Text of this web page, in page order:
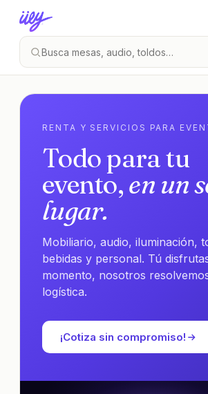
RENTA Y SERVICIOS PARA
Todo para tu
evento,en un
lugar.
Mobiliario, audio, iluminación,
bebidas y personal. Tú
momento, nosotros
logística.
¡Cotiza sin compromiso!